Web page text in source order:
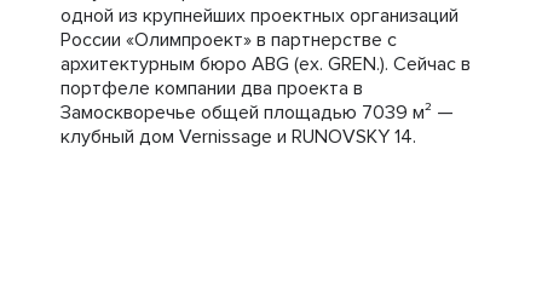
одной из крупнейших проектных организаций
России «Олимпроект» в партнерстве с
архитектурным бюро ABG (ex. GREN.). Сейчас в
портфеле компании два проекта в
Замоскворечье общей площадью 7039 м² —
клубный дом Vernissage и RUNOVSKY 14.